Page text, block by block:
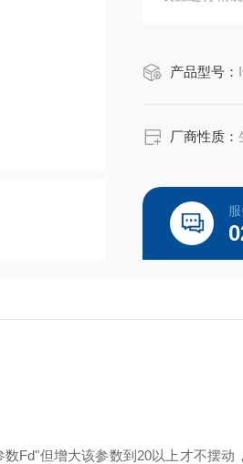
产品型号：
厂商性质：
Fd"但增大该参数到20以上才不摆